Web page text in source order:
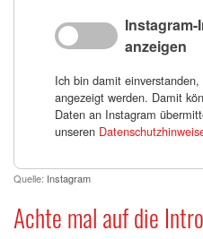
Instagram-
anzeigen
Ich bin damit
angezeigt werden. Damit
Daten an Instagram
unseren
Quelle: Instagram
Achte mal auf die Intro